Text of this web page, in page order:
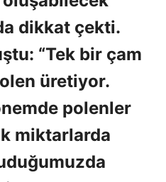
dikkat çekti.
“Tek bir çam
üretiyor.
polenler
miktarlarda